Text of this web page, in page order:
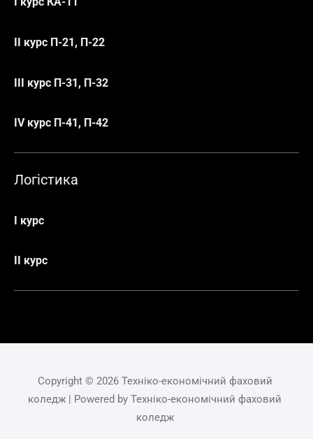
ІІ курс П-21, П-22
ІІІ курс П-31, П-32
ІV курс П-41, П-42
Логістика
І курс
ІІ курс
Copyright © 2026 Техніко-економічний фаховий
коледж | Powered by Техніко-економічний фаховий
коледж